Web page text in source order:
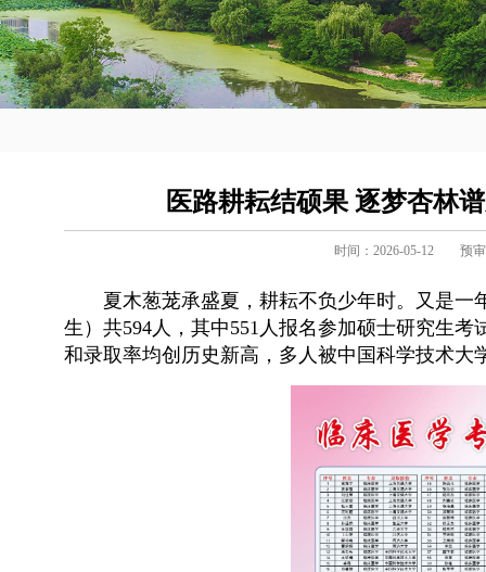
医路耕耘结硕果 逐梦杏林
时间：2026-05-12 预
夏木葱茏承盛夏，耕耘不负少年时。又是一
生）共594人，其中551人报名参加硕士研究生
和录取率均创历史新高，多人被中国科学技术